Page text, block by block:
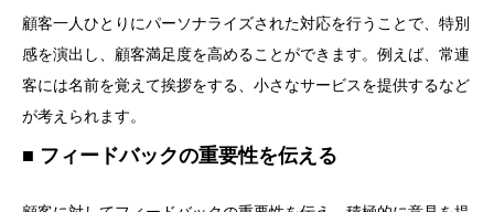
顧客一人ひとりにパーソナライズされた対応を行うことで、特別
感を演出し、顧客満足度を高めることができます。例えば、常連
客には名前を覚えて挨拶をする、小さなサービスを提供するなど
が考えられます。
フィードバックの重要性を伝える